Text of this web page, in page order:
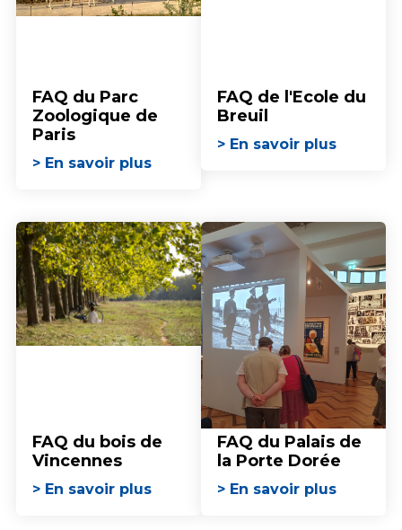
FAQ du Parc
Zoologique de
Paris
> En savoir plus
FAQ de l'Ecole du
Breuil
> En savoir plus
FAQ du bois de
Vincennes
> En savoir plus
FAQ du Palais de
la Porte Dorée
> En savoir plus